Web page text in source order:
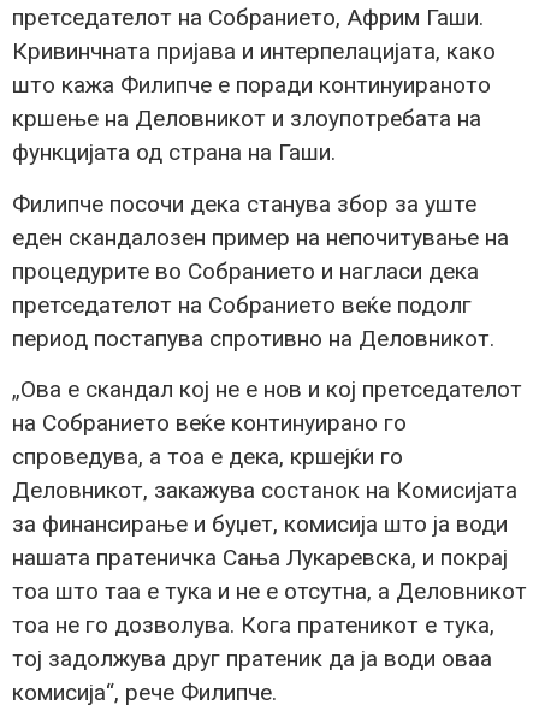
претседателот на Собранието, Африм Гаши.
Кривинчната пријава и интерпелацијата, како
што кажа Филипче е поради континуираното
кршење на Деловникот и злоупотребата на
функцијата од страна на Гаши.
Филипче посочи дека станува збор за уште
еден скандалозен пример на непочитување на
процедурите во Собранието и нагласи дека
претседателот на Собранието веќе подолг
период постапува спротивно на Деловникот.
„Ова е скандал кој не е нов и кој претседателот
на Собранието веќе континуирано го
спроведува, а тоа е дека, кршејќи го
Деловникот, закажува состанок на Комисијата
за финансирање и буџет, комисија што ја води
нашата пратеничка Сања Лукаревска, и покрај
тоа што таа е тука и не е отсутна, а Деловникот
тоа не го дозволува. Кога пратеникот е тука,
тој задолжува друг пратеник да ја води оваа
комисија“, рече Филипче.